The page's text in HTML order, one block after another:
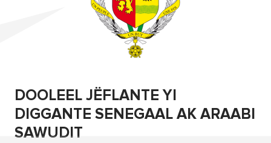
DOOLEEL JËFLANTE YI
DIGGANTE SENEGAAL AK ARAABI
SAWUDIT